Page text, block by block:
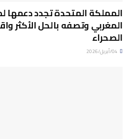
المملكة المتحدة تجدد دعمها
المغربي وتصفه بالحل الأكثر
الصحراء